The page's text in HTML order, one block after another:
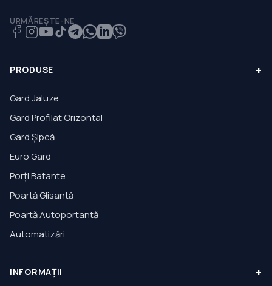
URMĂREȘTE-NE
PRODUSE +
Gard Jaluze
Gard Profilat Orizontal
Gard Șipcă
Euro Gard
Porți Batante
Poartă Glisantă
Poartă Autoportantă
Automatizări
INFORMAȚII +